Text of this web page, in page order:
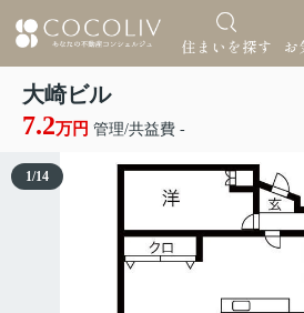
大崎ビル
7.2万円 管理/共益費 -
1/14